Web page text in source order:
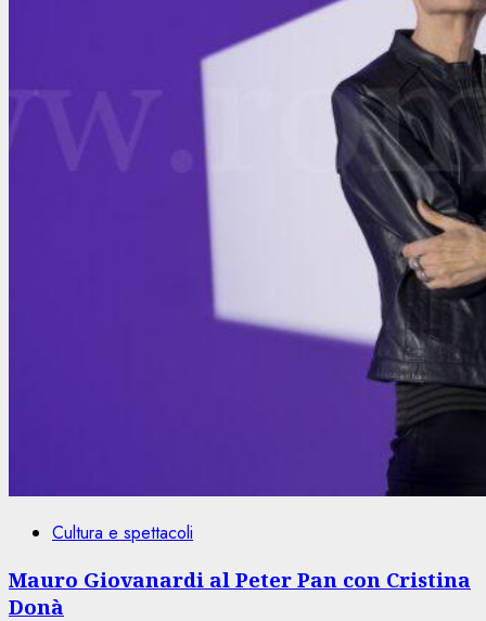
Cultura e spettacoli
Mauro Giovanardi al Peter Pan con Cristina
Donà